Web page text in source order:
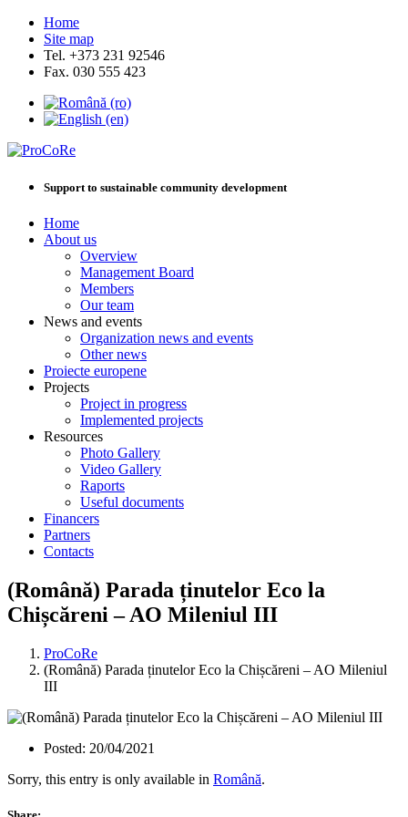
Home
Site map
Tel. +373 231 92546
Fax. 030 555 423
Support to sustainable community development
Home
About us
Overview
Management Board
Members
Our team
News and events
Organization news and events
Other news
Proiecte europene
Projects
Project in progress
Implemented projects
Resources
Photo Gallery
Video Gallery
Raports
Useful documents
Financers
Partners
Contacts
(Română) Parada ținutelor Eco la
Chișcăreni – AO Mileniul III
ProCoRe
(Română) Parada ținutelor Eco la Chișcăreni – AO Mileniul
III
Posted: 20/04/2021
Sorry, this entry is only available in Română.